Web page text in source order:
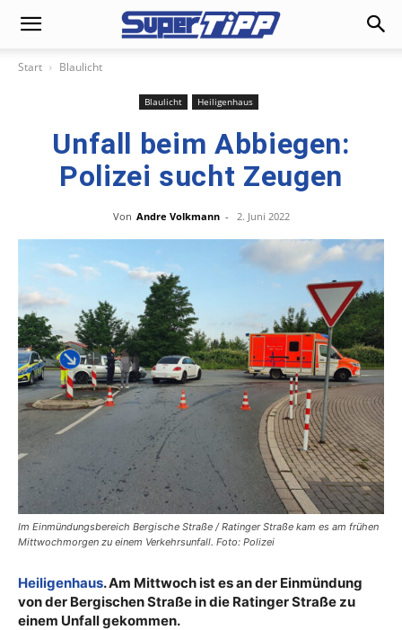
Start Blaulicht
Blaulicht Heiligenhaus
Unfall beim Abbiegen:
Polizei sucht Zeugen
Von Andre Volkmann - 2. Juni 2022
Im Einmündungsbereich Bergische Straße / Ratinger Straße kam es am frühen
Mittwochmorgen zu einem Verkehrsunfall. Foto: Polizei
Heiligenhaus. Am Mittwoch ist es an der Einmündung
von der Bergischen Straße in die Ratinger Straße zu
einem Unfall gekommen.